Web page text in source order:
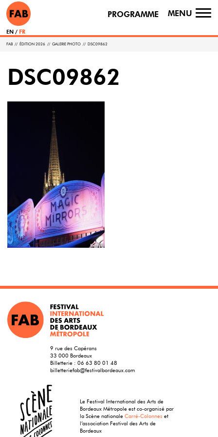
PROGRAMME MENU
EN FR
FAB // ÉDITION 2026 // GALERIE PHOTO // DSC09862
DSC09862
9 rue des Capérans
33 000 Bordeaux
Billetterie : 06 63 80 01 48
billetteriefab@festivalbordeaux.com
Le Festival International des Arts de
Bordeaux Métropole est co-organisé par
la Scène nationaleCarré-Colonnes et
l’association Festival des Arts de
Bordeaux